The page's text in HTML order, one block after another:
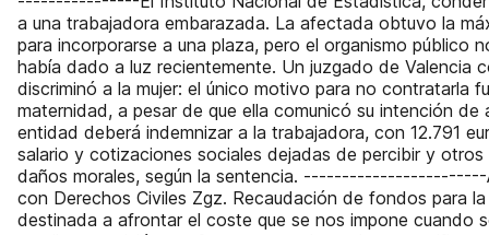
a una trabajadora embarazada. La afectada obtuvo la
para incorporarse a una plaza, pero el organismo público
había dado a luz recientemente. Un juzgado de Valencia
discriminó a la mujer: el único motivo para no contratarla
maternidad, a pesar de que ella comunicó su intención de
entidad deberá indemnizar a la trabajadora, con 12.791
salario y cotizaciones sociales dejadas de percibir y
daños morales, según la sentencia. ------------------------
con Derechos Civiles Zgz. Recaudación de fondos para
destinada a afrontar el coste que se nos impone cuando